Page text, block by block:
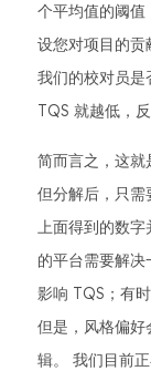
个平均值的阈值
设您对项目的
我们的校对员是
TQS 就越低，
简而言之，这就
但分解后，只需
上面得到的数字
的平台需要解
影响 TQS；有
但是，风格偏
辑。 我们目前